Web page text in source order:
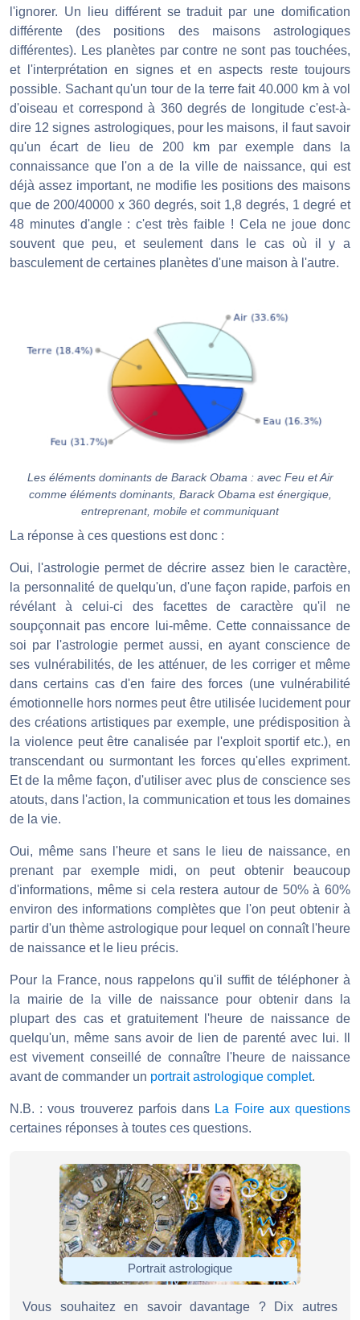
l'ignorer. Un lieu différent se traduit par une domification
différente (des positions des maisons astrologiques
différentes). Les planètes par contre ne sont pas touchées,
et l'interprétation en signes et en aspects reste toujours
possible. Sachant qu'un tour de la terre fait 40.000 km à vol
d'oiseau et correspond à 360 degrés de longitude c'est-à-
dire 12 signes astrologiques, pour les maisons, il faut savoir
qu'un écart de lieu de 200 km par exemple dans la
connaissance que l'on a de la ville de naissance, qui est
déjà assez important, ne modifie les positions des maisons
que de 200/40000 x 360 degrés, soit 1,8 degrés, 1 degré et
48 minutes d'angle : c'est très faible ! Cela ne joue donc
souvent que peu, et seulement dans le cas où il y a
basculement de certaines planètes d'une maison à l'autre.
Les éléments dominants de Barack Obama : avec Feu et Air
comme éléments dominants, Barack Obama est énergique,
entreprenant, mobile et communiquant
La réponse à ces questions est donc :
Oui, l'astrologie permet de décrire assez bien le caractère,
la personnalité de quelqu'un, d'une façon rapide, parfois en
révélant à celui-ci des facettes de caractère qu'il ne
soupçonnait pas encore lui-même. Cette connaissance de
soi par l'astrologie permet aussi, en ayant conscience de
ses vulnérabilités, de les atténuer, de les corriger et même
dans certains cas d'en faire des forces (une vulnérabilité
émotionnelle hors normes peut être utilisée lucidement pour
des créations artistiques par exemple, une prédisposition à
la violence peut être canalisée par l'exploit sportif etc.), en
transcendant ou surmontant les forces qu'elles expriment.
Et de la même façon, d'utiliser avec plus de conscience ses
atouts, dans l'action, la communication et tous les domaines
de la vie.
Oui, même sans l'heure et sans le lieu de naissance, en
prenant par exemple midi, on peut obtenir beaucoup
d'informations, même si cela restera autour de 50% à 60%
environ des informations complètes que l'on peut obtenir à
partir d'un thème astrologique pour lequel on connaît l'heure
de naissance et le lieu précis.
Pour la France, nous rappelons qu'il suffit de téléphoner à
la mairie de la ville de naissance pour obtenir dans la
plupart des cas et gratuitement l'heure de naissance de
quelqu'un, même sans avoir de lien de parenté avec lui. Il
est vivement conseillé de connaître l'heure de naissance
avant de commander un portrait astrologique complet.
N.B. : vous trouverez parfois dans La Foire aux questions
certaines réponses à toutes ces questions.
Portrait astrologique
Vous souhaitez en savoir davantage ? Dix autres